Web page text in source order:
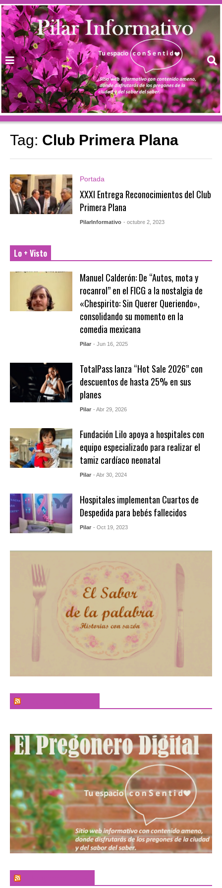
Tag: Club Primera Plana
Portada
XXXI Entrega Reconocimientos del Club
Primera Plana
PilarInformativo - octubre 2, 2023
Lo + Visto
Manuel Calderón: De “Autos, mota y
rocanrol” en el FICG a la nostalgia de
«Chespirito: Sin Querer Queriendo»,
consolidando su momento en la
comedia mexicana
Pilar - Jun 16, 2025
TotalPass lanza “Hot Sale 2026” con
descuentos de hasta 25% en sus
planes
Pilar - Abr 29, 2026
Fundación Lilo apoya a hospitales con
equipo especializado para realizar el
tamiz cardíaco neonatal
Pilar - Abr 30, 2024
Hospitales implementan Cuartos de
Despedida para bebés fallecidos
Pilar - Oct 19, 2023